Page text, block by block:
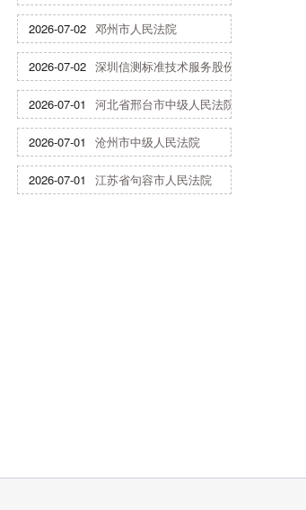
2026-07-02 邓州市人民法院
2026-07-02 深圳信测标准技术服务股份有限公司
2026-07-01 河北省邢台市中级人民法院
2026-07-01 沧州市中级人民法院
2026-07-01 江苏省句容市人民法院